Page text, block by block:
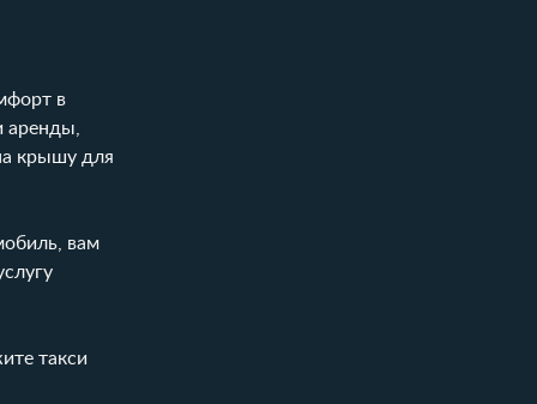
в
аренды,
крышу для
вам
такси